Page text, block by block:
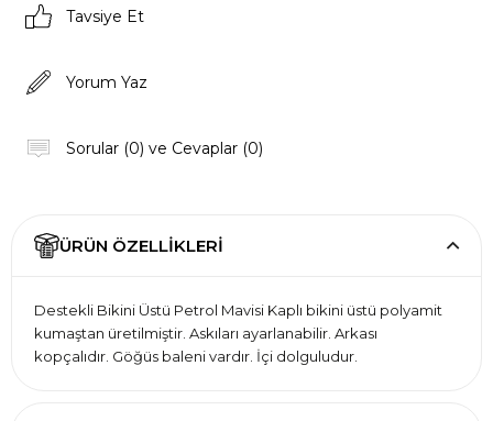
Tavsiye Et
Yorum Yaz
Sorular (0) ve Cevaplar (0)
ÜRÜN ÖZELLIKLERI
Destekli Bikini Üstü Petrol Mavisi Kaplı bikini üstü polyamit
kumaştan üretilmiştir. Askıları ayarlanabilir. Arkası
kopçalıdır. Göğüs baleni vardır. İçi dolguludur.